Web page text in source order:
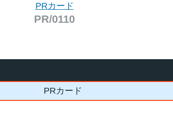
PRカード
PR/0110
PRカード